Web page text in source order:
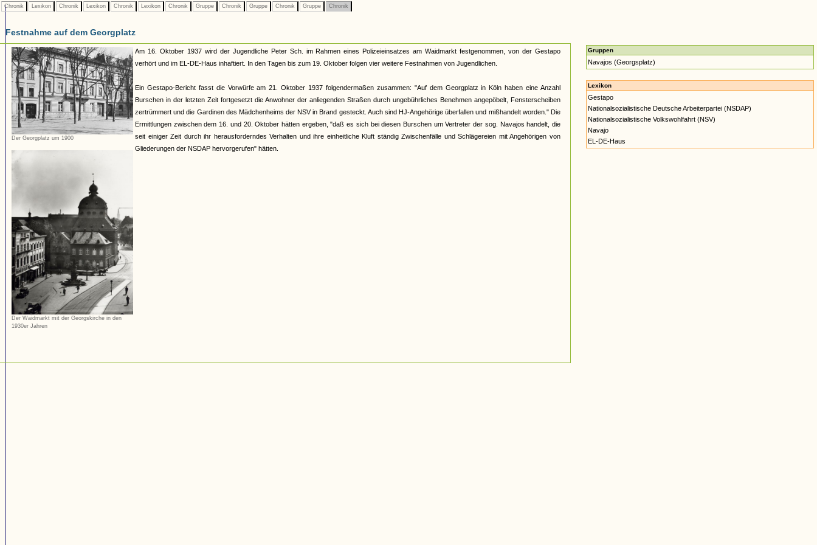
Chronik Lexikon Chronik Lexikon Chronik Lexikon Chronik Gruppe Chronik Gruppe Chronik Gruppe Chronik
Festnahme auf dem Georgplatz
Der Georgplatz um 1900
Der Waidmarkt mit der Georgskirche in den
1930er Jahren
Am 16. Oktober 1937 wird der Jugendliche Peter Sch. im Rahmen eines Polizeieinsatzes am Waidmarkt festgenommen, von der Gestapo
verhört und im EL-DE-Haus inhaftiert. In den Tagen bis zum 19. Oktober folgen vier weitere Festnahmen von Jugendlichen.
Ein Gestapo-Bericht fasst die Vorwürfe am 21. Oktober 1937 folgendermaßen zusammen: "Auf dem Georgplatz in Köln haben eine Anzahl
Burschen in der letzten Zeit fortgesetzt die Anwohner der anliegenden Straßen durch ungebührliches Benehmen angepöbelt, Fensterscheiben
zertrümmert und die Gardinen des Mädchenheims der NSV in Brand gesteckt. Auch sind HJ-Angehörige überfallen und mißhandelt worden." Die
Ermittlungen zwischen dem 16. und 20. Oktober hätten ergeben, "daß es sich bei diesen Burschen um Vertreter der sog. Navajos handelt, die
seit einiger Zeit durch ihr herausforderndes Verhalten und ihre einheitliche Kluft ständig Zwischenfälle und Schlägereien mit Angehörigen von
Gliederungen der NSDAP hervorgerufen" hätten.
Gruppen
Navajos (Georgsplatz)
Lexikon
Gestapo
Nationalsozialistische Deutsche Arbeiterpartei (NSDAP)
Nationalsozialistische Volkswohlfahrt (NSV)
Navajo
EL-DE-Haus